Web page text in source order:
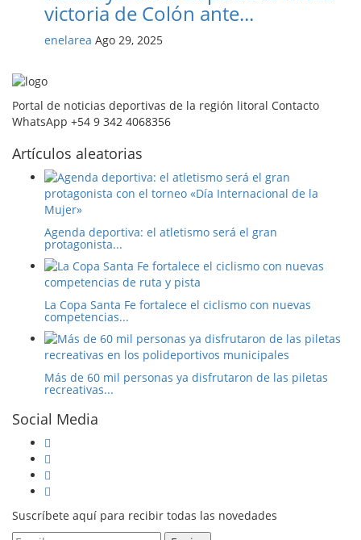
victoria de Colón ante...
enelarea Ago 29, 2025
Portal de noticias deportivas de la región litoral Contacto
WhatsApp +54 9 342 4068356
Artículos aleatorias
Agenda deportiva: el atletismo será el gran
protagonista...
La Copa Santa Fe fortalece el ciclismo con nuevas
competencias...
Más de 60 mil personas ya disfrutaron de las piletas
recreativas...
Social Media
Suscríbete aquí para recibir todas las novedades